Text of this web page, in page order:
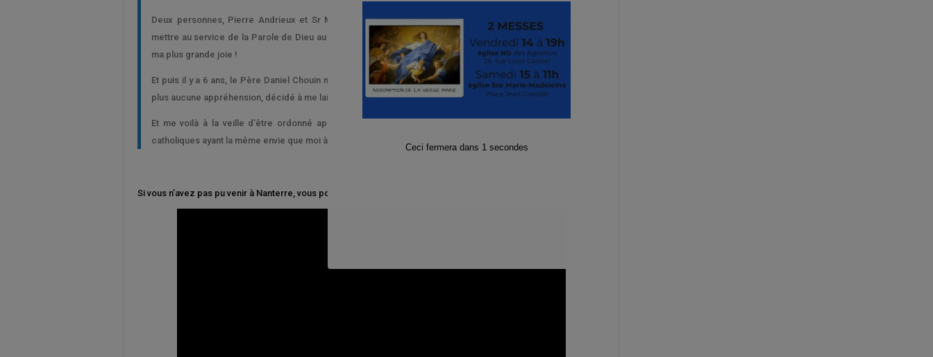
Deux personnes, Pierre Andrieux et Sr Marie Suzanne, m’expliquèrent qu’en tant que laïc je pouvais me
mettre au service de la Parole de Dieu au travers du Catéchuménat. Ce que je fis et que je fais encore pour
ma plus grande joie !
Et puis il y a 6 ans, le Père Daniel Chouin me reparla du Diaconat et là cela me parut une évidence, je n’avais
plus aucune appréhension, décidé à me laisser guider par le Seigneur.
Et me voilà à la veille d’être ordonné après 5 ans de formation qui m’ont permis de rencontrer d’autres
catholiques ayant la même envie que moi à savoir me mettre au service du Christ serviteur.Jean Velon
Si vous n’avez pas pu venir à Nanterre, vous pourrez